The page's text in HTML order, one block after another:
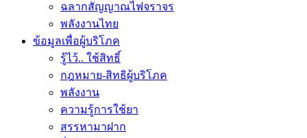
ฉลากสัญญาณไฟจราจร
พลังงานไทย
ข้อมูลเพื่อผู้บริโภค
รู้ไว้.. ใช้สิทธิ์
กฎหมาย-สิทธิผู้บริโภค
พลังงาน
ความรู้การใช้ยา
สรรหามาฝาก